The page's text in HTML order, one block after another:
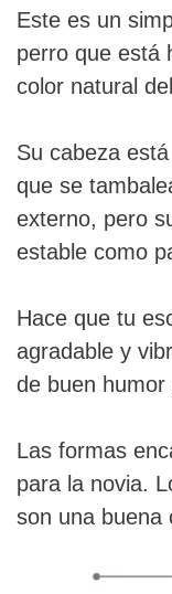
Este es un
perro que está
color natural
Su cabeza
que se
externo, pero
estable como
Hace que tu
agradable y
de buen
Las formas
para la novia.
son una buena